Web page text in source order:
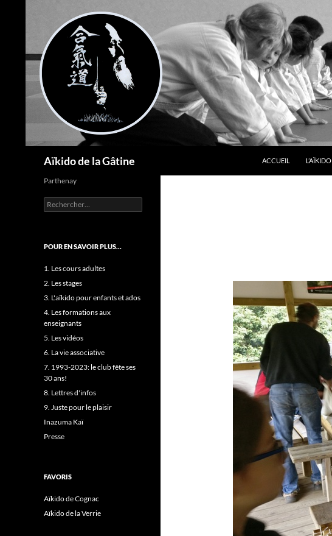
Aïkido de la Gâtine
ACCUEIL
L’AÏKIDO
Parthenay
Rechercher :
POUR EN SAVOIR PLUS…
1. Les cours adultes
2. Les stages
3. L'aïkido pour enfants et ados
4. Les formations aux
enseignants
5. Les vidéos
6. La vie associative
7. 1993-2023: le club fête ses
30 ans!
8. Lettres d'infos
9. Juste pour le plaisir
Inazuma Kaï
Presse
FAVORIS
Aïkido de Cognac
Aïkido de la Verrie